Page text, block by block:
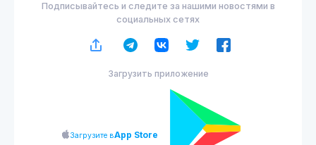
Подписывайтесь и следите за нашими новостями в
социальных сетях
Загрузить приложение
Загрузите вApp Store